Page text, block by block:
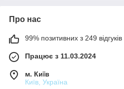
Про нас
99% позитивних з 249 відгуків
Працює з 11.03.2024
м. Київ
Київ, Україна